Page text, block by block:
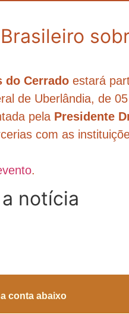
do Cerrado estará
de Uberlândia, de
pela Presidente
com as
.
notícia
conta abaixo